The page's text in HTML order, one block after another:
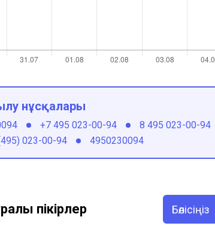
нұсқалары
+7 495 023-00-94
8 495 023-00-94
023-00-94 4950230094
пікірлер Бөлісіңіз